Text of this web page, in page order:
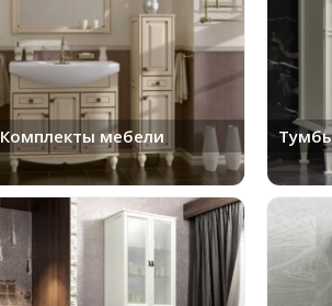
Комплекты мебели